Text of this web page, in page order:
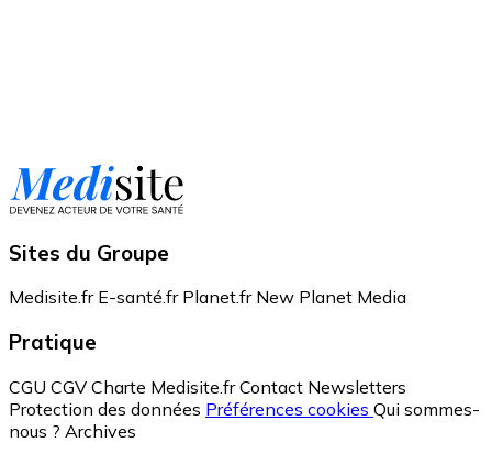
Sites du Groupe
Medisite.fr E-santé.fr Planet.fr New Planet Media
Pratique
CGU CGV Charte Medisite.fr Contact Newsletters
Protection des données Préférences cookies Qui sommes-
nous ? Archives